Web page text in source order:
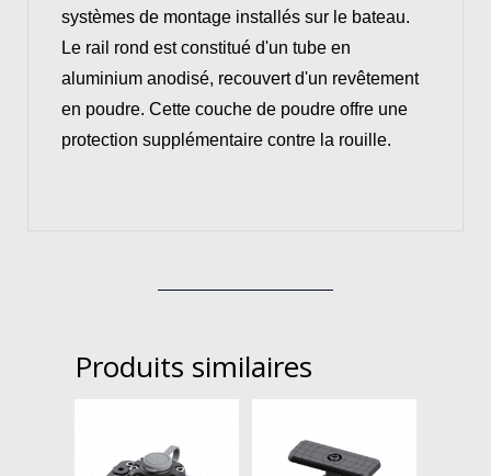
systèmes de montage installés sur le bateau.
Le rail rond est constitué d'un tube en
aluminium anodisé, recouvert d'un revêtement
en poudre. Cette couche de poudre offre une
protection supplémentaire contre la rouille.
Produits similaires